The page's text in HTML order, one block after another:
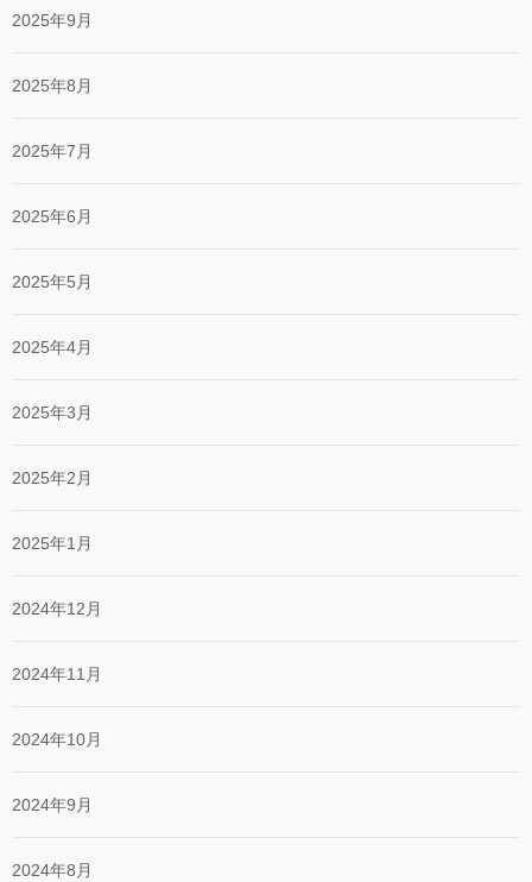
2025年9月
2025年8月
2025年7月
2025年6月
2025年5月
2025年4月
2025年3月
2025年2月
2025年1月
2024年12月
2024年11月
2024年10月
2024年9月
2024年8月